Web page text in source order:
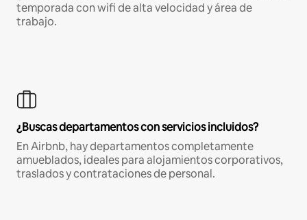
temporada con wifi de alta velocidad y área de
trabajo.
¿Buscas departamentos con servicios incluidos?
En Airbnb, hay departamentos completamente
amueblados, ideales para alojamientos corporativos,
traslados y contrataciones de personal.